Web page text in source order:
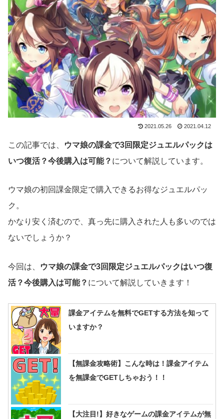
2021.05.26 2021.04.12
この記事では、
ウマ娘の課金で3回限定ジュエルパックは
いつ復活？今後購入は可能？ について解説しています。
ウマ娘の初回課金限定で購入できるお得なジュエルパッ
ク。
かなり安く済むので、真っ先に購入された人も多いのでは
ないでしょうか？
今回は、
ウマ娘の課金で3回限定ジュエルパックはいつ復
活？今後購入は可能？ について解説していきます！
課金アイテムを無料でGETする方法を知って
いますか？
【無課金攻略術】こんな時は！課金アイテム
を無課金でGETしちゃおう！！
【大注目!】好きなゲームの課金アイテムが無